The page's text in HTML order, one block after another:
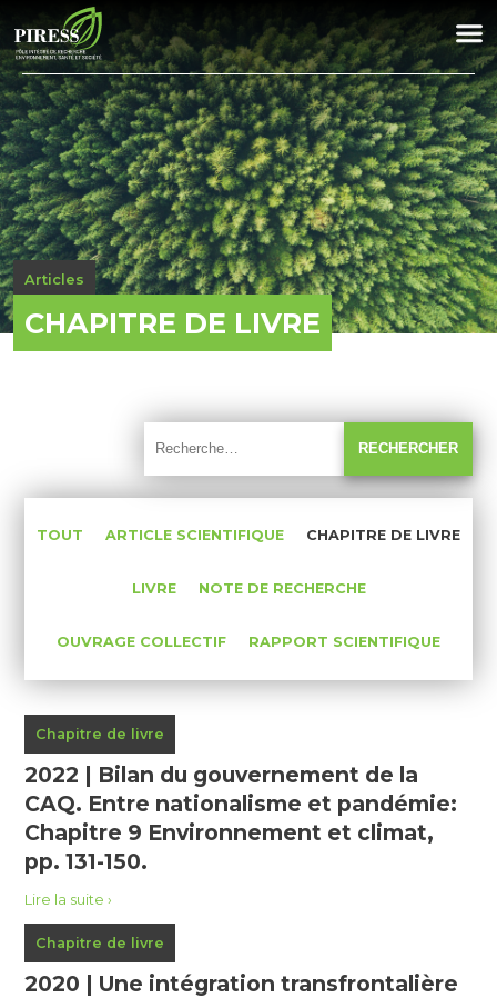
Articles
CHAPITRE DE LIVRE
TOUT ARTICLE SCIENTIFIQUE CHAPITRE DE LIVRE
LIVRE NOTE DE RECHERCHE
OUVRAGE COLLECTIF RAPPORT SCIENTIFIQUE
Chapitre de livre
2022 | Bilan du gouvernement de la
CAQ. Entre nationalisme et pandémie:
Chapitre 9 Environnement et climat,
pp. 131-150.
Lire la suite
Chapitre de livre
2020 | Une intégration transfrontalière